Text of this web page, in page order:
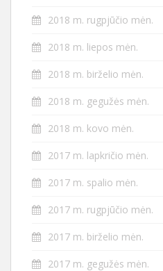
2018 m. rugpjūčio mėn.
2018 m. liepos mėn.
2018 m. birželio mėn.
2018 m. gegužės mėn.
2018 m. kovo mėn.
2017 m. lapkričio mėn.
2017 m. spalio mėn.
2017 m. rugpjūčio mėn.
2017 m. birželio mėn.
2017 m. gegužės mėn.